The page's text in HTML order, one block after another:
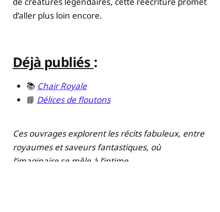
d’aller plus loin encore.
Déjà publiés :
📚 Chair Royale
📘 Délices de floutons
Ces ouvrages explorent les récits fabuleux, entre
royaumes et saveurs fantastiques, où
l’imaginaire se mêle à l’intime.